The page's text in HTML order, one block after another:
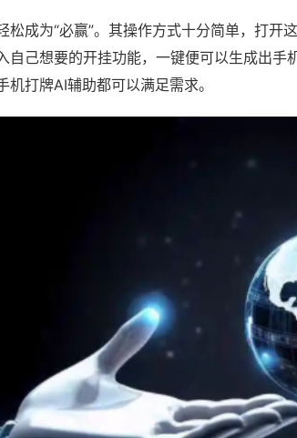
松成为“必赢”。其操作方式十分简单，打开
自己想要的开挂功能，一键便可以生成出手
打牌AI辅助都可以满足需求。